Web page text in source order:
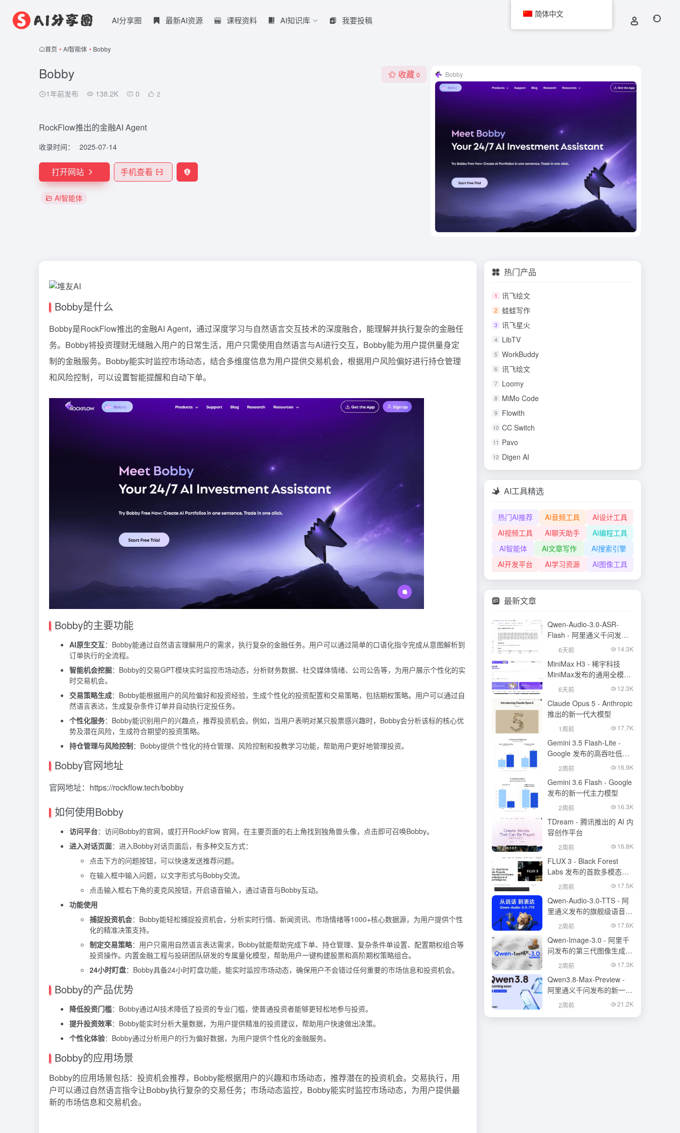
AI分享圈 最新AI资源 课程资料 AI知识库 我要投稿
首页 • AI智能体 • Bobby
Bobby
1年前发布 138.2K 0 2
收藏 0
RockFlow推出的金融AI Agent
收录时间： 2025-07-14
打开网站 手机查看
AI智能体
Bobby
Bobby是什么
Bobby是RockFlow推出的金融AI Agent，通过深度学习与自然语言交互技术的深度融合，能理解并执行复杂的金融任
务。Bobby将投资理财无缝融入用户的日常生活，用户只需使用自然语言与AI进行交互，Bobby能为用户提供量身定
制的金融服务。Bobby能实时监控市场动态，结合多维度信息为用户提供交易机会，根据用户风险偏好进行持仓管理
和风险控制，可以设置智能提醒和自动下单。
Bobby的主要功能
AI原生交互：Bobby能通过自然语言理解用户的需求，执行复杂的金融任务。用户可以通过简单的口语化指令完成从意图解析到
订单执行的全流程。
智能机会挖掘：Bobby的交易GPT模块实时监控市场动态，分析财务数据、社交媒体情绪、公司公告等，为用户展示个性化的实
时交易机会。
交易策略生成：Bobby能根据用户的风险偏好和投资经验，生成个性化的投资配置和交易策略，包括期权策略。用户可以通过自
然语言表达，生成复杂条件订单并自动执行定投任务。
个性化服务：Bobby能识别用户的兴趣点，推荐投资机会。例如，当用户表明对某只股票感兴趣时，Bobby会分析该标的核心优
势及潜在风险，生成符合期望的投资策略。
持仓管理与风险控制：Bobby提供个性化的持仓管理、风险控制和投教学习功能，帮助用户更好地管理投资。
Bobby官网地址
官网地址：https://rockflow.tech/bobby
如何使用Bobby
访问平台：访问Bobby的官网，或打开RockFlow 官网，在主要页面的右上角找到独角兽头像，点击即可召唤Bobby。
进入对话页面：进入Bobby对话页面后，有多种交互方式：
点击下方的问题按钮，可以快速发送推荐问题。
在输入框中输入问题，以文字形式与Bobby交流。
点击输入框右下角的麦克风按钮，开启语音输入，通过语音与Bobby互动。
功能使用
捕捉投资机会：Bobby能轻松捕捉投资机会，分析实时行情、新闻资讯、市场情绪等1000+核心数据源，为用户提供个性
化的精准决策支持。
制定交易策略：用户只需用自然语言表达需求，Bobby就能帮助完成下单、持仓管理、复杂条件单设置、配置期权组合等
投资操作。内置金融工程与投研团队研发的专属量化模型，帮助用户一键构建股票和高阶期权策略组合。
24小时盯盘：Bobby具备24小时盯盘功能，能实时监控市场动态，确保用户不会错过任何重要的市场信息和投资机会。
Bobby的产品优势
降低投资门槛：Bobby通过AI技术降低了投资的专业门槛，使普通投资者能够更轻松地参与投资。
提升投资效率：Bobby能实时分析大量数据，为用户提供精准的投资建议，帮助用户快速做出决策。
个性化体验：Bobby通过分析用户的行为偏好数据，为用户提供个性化的金融服务。
Bobby的应用场景
Bobby的应用场景包括：投资机会推荐，Bobby能根据用户的兴趣和市场动态，推荐潜在的投资机会。交易执行，用
户可以通过自然语言指令让Bobby执行复杂的交易任务；市场动态监控，Bobby能实时监控市场动态，为用户提供最
新的市场信息和交易机会。
热门产品
1 讯飞绘文
2 蛙蛙写作
3 讯飞星火
4 LibTV
5 WorkBuddy
6 讯飞绘文
7 Loomy
8 MiMo Code
9 Flowith
10 CC Switch
11 Pavo
12 Digen AI
AI工具精选
热门AI推荐 AI音频工具
AI设计工具
AI视频工具
AI聊天助手
AI编程工具
AI智能体
AI文章写作
AI搜索引擎
AI开发平台
AI学习资源 AI图像工具
最新文章
Qwen-Audio-3.0-ASR-
Flash - 阿里通义千问发布
的语音识别大模型
6天前 14.3K
MiniMax H3 - 稀宇科技
MiniMax发布的通用全模态
生成模型
6天前 12.3K
Claude Opus 5 - Anthropic
推出的新一代大模型
1周前 17.7K
Gemini 3.5 Flash-Lite -
Google 发布的高吞吐低成
本模型
2周前 16.9K
Gemini 3.6 Flash - Google
发布的新一代主力模型
2周前 16.3K
TDream - 腾讯推出的 AI 内
容创作平台
2周前 16.8K
FLUX 3 - Black Forest
Labs 发布的首款多模态基
础模型
2周前 17.5K
Qwen-Audio-3.0-TTS - 阿
里通义发布的旗舰级语音合
成大模型
2周前 17.6K
Qwen-Image-3.0 - 阿里千
问发布的第三代图像生成基
础模型
2周前 17.3K
Qwen3.8-Max-Preview -
阿里通义千问发布的新一代
旗舰大模型
2周前 21.2K
简体中文